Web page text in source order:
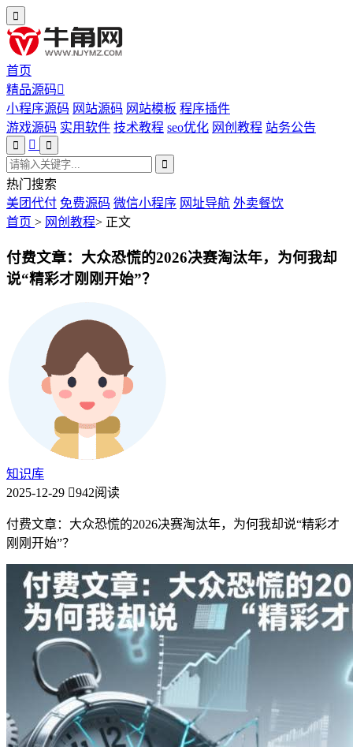
首页
精品源码
小程序源码 网站源码 网站模板 程序插件
游戏源码 实用软件 技术教程 seo优化 网创教程 站务公告
热门搜索
美团代付 免费源码 微信小程序 网址导航 外卖餐饮
首页 > 网创教程> 正文
付费文章：大众恐慌的2026决赛淘汰年，为何我却
说“精彩才刚刚开始”？
知识库
2025-12-29
942阅读
付费文章：大众恐慌的2026决赛淘汰年，为何我却说“精彩才
刚刚开始”？